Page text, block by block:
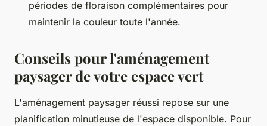
périodes de floraison complémentaires pour
maintenir la couleur toute l'année.
Conseils pour l'aménagement
paysager de votre espace vert
L'aménagement paysager réussi repose sur une
planification minutieuse de l'espace disponible. Pour